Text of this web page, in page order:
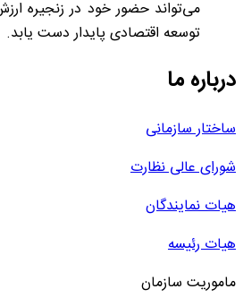
می‌تواند حضور خود در زنجیره‌
توسعه اقتصادی پایدار دست یابد.
درباره ما
ساختار سازمانی
شورای عالی نظارت
هیات نمایندگان
هیات رئیسه
ماموریت سازمان